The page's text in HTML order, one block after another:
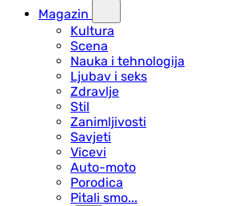
Magazin
Kultura
Scena
Nauka i tehnologija
Ljubav i seks
Zdravlje
Stil
Zanimljivosti
Savjeti
Vicevi
Auto-moto
Porodica
Pitali smo...